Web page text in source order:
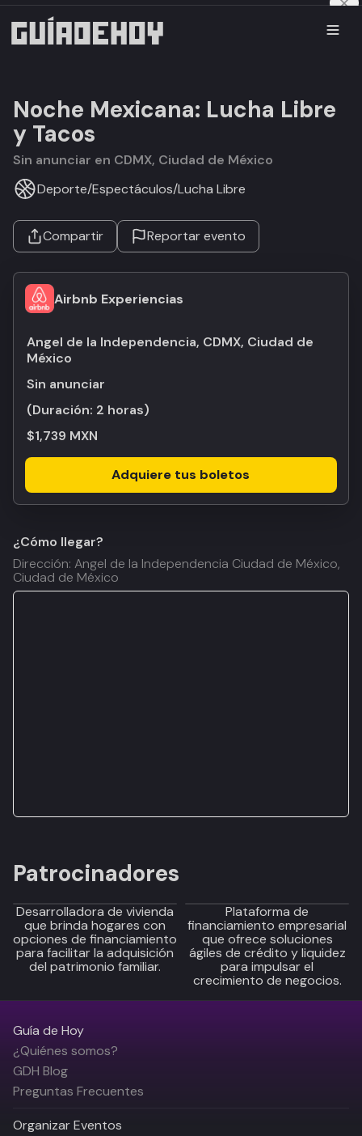
Noche Mexicana: Lucha Libre
y Tacos
Sin anunciar en CDMX, Ciudad de México
Deporte/Espectáculos/Lucha Libre
Compartir Reportar evento
Airbnb Experiencias
Angel de la Independencia, CDMX, Ciudad de
México
Sin anunciar
(Duración: 2 horas)
$1,739 MXN
Adquiere tus boletos
¿Cómo llegar?
Dirección: Angel de la Independencia Ciudad de México,
Ciudad de México
Patrocinadores
Desarrolladora de vivienda
que brinda hogares con
opciones de financiamiento
para facilitar la adquisición
del patrimonio familiar.
Plataforma de
financiamiento empresarial
que ofrece soluciones
ágiles de crédito y liquidez
para impulsar el
crecimiento de negocios.
Guía de Hoy
¿Quiénes somos?
GDH Blog
Preguntas Frecuentes
Organizar Eventos